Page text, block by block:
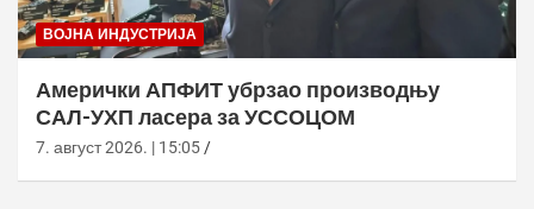
ВОЈНА ИНДУСТРИЈА
Амерички АПФИТ убрзао производњу
САЛ-УХП ласера за УССОЦОМ
7. август 2026. | 15:05